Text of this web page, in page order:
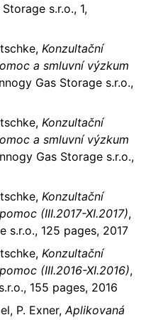
s.r.o., 1,
Konzultační
a smluvní výzkum
Gas Storage s.r.o.,
Konzultační
a smluvní výzkum
Gas Storage s.r.o.,
Konzultační
(III.2017-XI.2017),
s.r.o., 125 pages, 2017
Konzultační
(III.2016-XI.2016),
155 pages, 2016
P. Exner, Aplikovaná